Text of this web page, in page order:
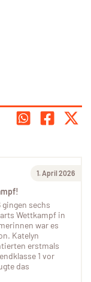
1. April 2026
sechs
Wettkampf in
war es
Katelyn
erstmals
1 vor
das